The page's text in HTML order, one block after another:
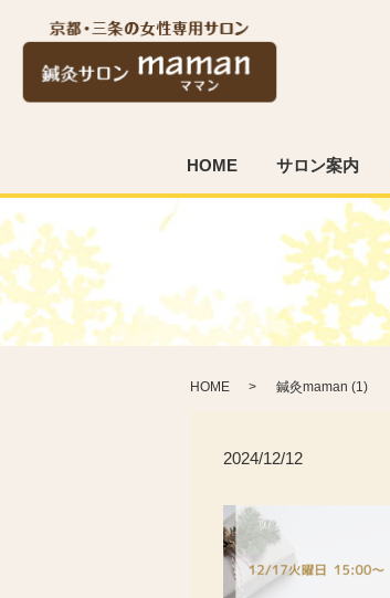
HOME サロン案内
HOME 鍼灸maman (1)
2024/12/12